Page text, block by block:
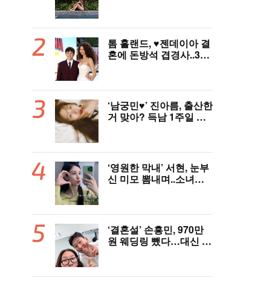
톰 홀랜드, ♥︎젠데이아 결
혼에 돈방석 겹경사..350
‘남궁민♥’ 진아름, 출산한
거 맞아? 득남 1주일 만
‘영원한 막내’ 서현, 눈부
신 미모 뽐내며..소녀시
‘결혼설’ 손흥민, 970만
원 웨딩링 뺐다…대신 왼